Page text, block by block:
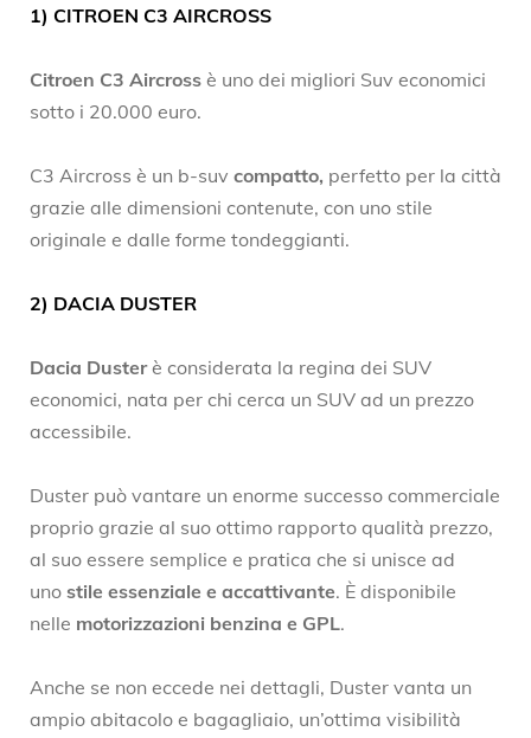
1) CITROEN C3 AIRCROSS
Citroen C3 Aircross è uno dei migliori Suv economici
sotto i 20.000 euro.
C3 Aircross è un b-suv compatto, perfetto per la città
grazie alle dimensioni contenute, con uno stile
originale e dalle forme tondeggianti.
2) DACIA DUSTER
Dacia Dusterè considerata la regina dei SUV
economici, nata per chi cerca un SUV ad un prezzo
accessibile.
Duster può vantare un enorme successo commerciale
proprio grazie al suo ottimo rapporto qualità prezzo,
al suo essere semplice e pratica che si unisce ad
uno stile essenziale e accattivante. È disponibile
nelle motorizzazioni benzina e GPL.
Anche se non eccede nei dettagli, Duster vanta un
ampio abitacolo e bagagliaio, un’ottima visibilità